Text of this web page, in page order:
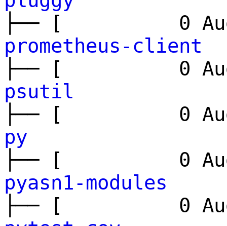
├── [ 0
prometheus-client
├── [ 0
psutil
├── [ 0
py
├── [ 0
pyasn1-modules
├── [ 0